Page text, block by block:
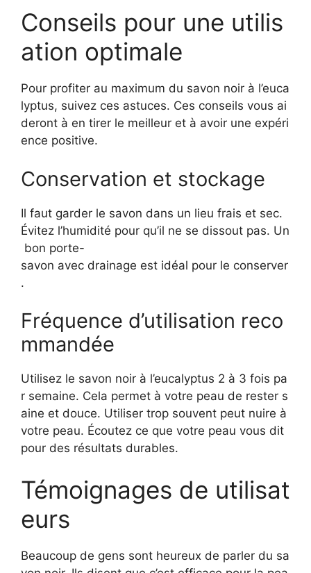
Conseils pour une utilis
ation optimale
Pour profiter au maximum du savon noir à l’euca
lyptus, suivez ces astuces. Ces conseils vous ai
deront à en tirer le meilleur et à avoir une expéri
ence positive.
Conservation et stockage
Il faut garder le savon dans un lieu frais et sec.
Évitez l’humidité pour qu’il ne se dissout pas. Un
bon porte-
savon avec drainage est idéal pour le conserver
.
Fréquence d’utilisation reco
mmandée
Utilisez le savon noir à l’eucalyptus 2 à 3 fois pa
r semaine. Cela permet à votre peau de rester s
aine et douce. Utiliser trop souvent peut nuire à
votre peau. Écoutez ce que votre peau vous dit
pour des résultats durables.
Témoignages de utilisat
eurs
Beaucoup de gens sont heureux de parler du sa